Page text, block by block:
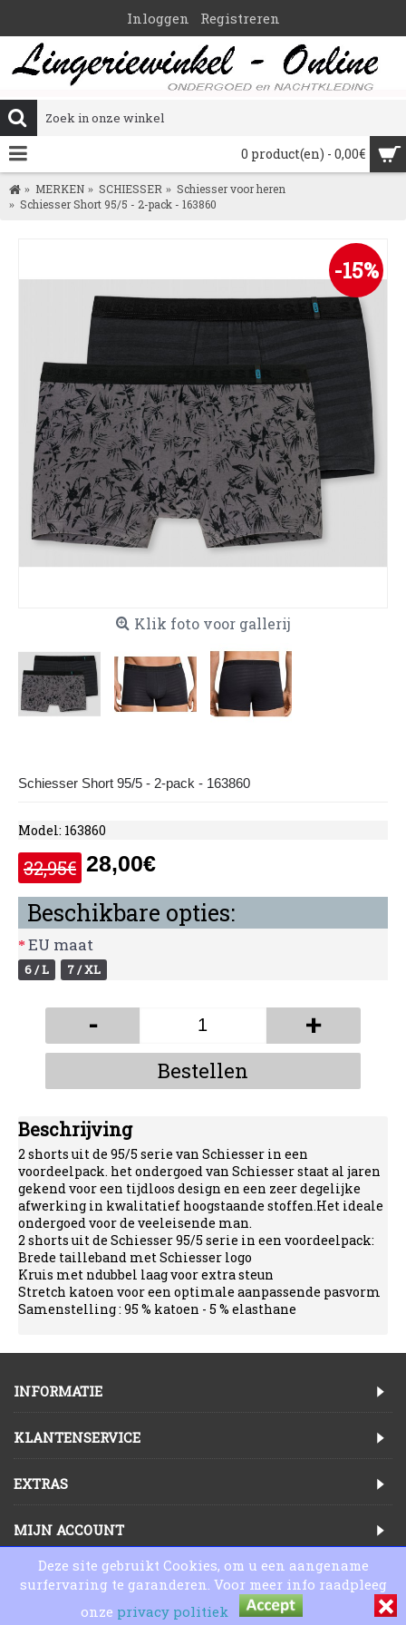
Inloggen Registreren
0 product(en) - 0,00€
MERKEN SCHIESSER
Schiesser voor heren
Schiesser Short 95/5 - 2-pack - 163860
-15%
Klik foto voor gallerij
Schiesser Short 95/5 - 2-pack - 163860
Model: 163860
32,95€ 28,00€
Beschikbare opties:
EU maat
6 / L 7 / XL
- +
Bestellen
Beschrijving
2 shorts uit de 95/5 serie van Schiesser in een
voordeelpack. het ondergoed van Schiesser staat al jaren
gekend voor een tijdloos design en een zeer degelijke
afwerking in kwalitatief hoogstaande stoffen.Het ideale
ondergoed voor de veeleisende man.
2 shorts uit de Schiesser 95/5 serie in een voordeelpack:
Brede tailleband met Schiesser logo
Kruis met ndubbel laag voor extra steun
Stretch katoen voor een optimale aanpassende pasvorm
Samenstelling : 95 % katoen - 5 % elasthane
INFORMATIE
KLANTENSERVICE
EXTRAS
MIJN ACCOUNT
Copyright © 2025, Lingeriewinkel Online
Deze site gebruikt Cookies, om u een aangename
surfervaring te garanderen. Voor meer info raadpleeg
onze privacy politiek